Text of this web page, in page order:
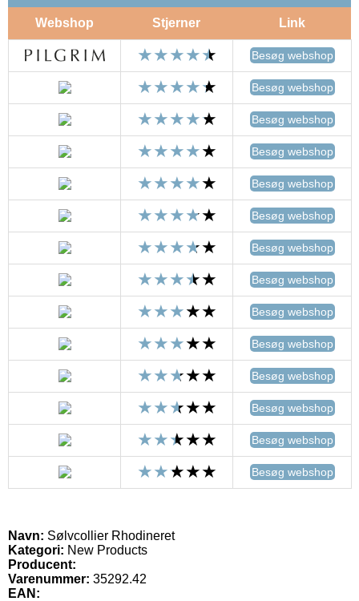
Webshop Stjerner Link
Besøg webshop
Besøg webshop
Besøg webshop
Besøg webshop
Besøg webshop
Besøg webshop
Besøg webshop
Besøg webshop
Besøg webshop
Besøg webshop
Besøg webshop
Besøg webshop
Besøg webshop
Besøg webshop
Navn: Sølvcollier Rhodineret
Kategori: New Products
Producent:
Varenummer: 35292.42
EAN: